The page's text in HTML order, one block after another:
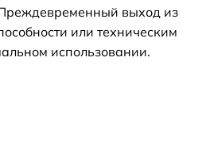
выход из
или техническим
использовании.